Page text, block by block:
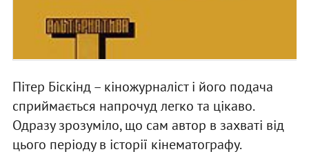
Пітер Біскінд – кіножурналіст і його подача
сприймається напрочуд легко та цікаво.
Одразу зрозуміло, що сам автор в захваті від
цього періоду в історії кінематографу.